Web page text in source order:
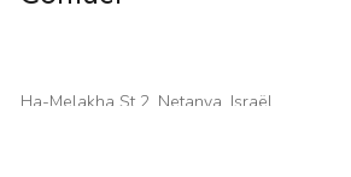
Ha-Melakha St 2, Netanya, Israël